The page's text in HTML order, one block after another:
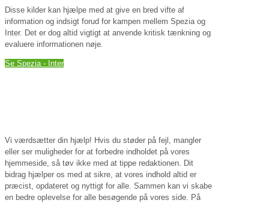
Disse kilder kan hjælpe med at give en bred vifte af
information og indsigt forud for kampen mellem Spezia og
Inter. Det er dog altid vigtigt at anvende kritisk tænkning og
evaluere informationen nøje.
Se Spezia - Inter
Vi værdsætter din hjælp! Hvis du støder på fejl, mangler
eller ser muligheder for at forbedre indholdet på vores
hjemmeside, så tøv ikke med at tippe redaktionen. Dit
bidrag hjælper os med at sikre, at vores indhold altid er
præcist, opdateret og nyttigt for alle. Sammen kan vi skabe
en bedre oplevelse for alle besøgende på vores side. På